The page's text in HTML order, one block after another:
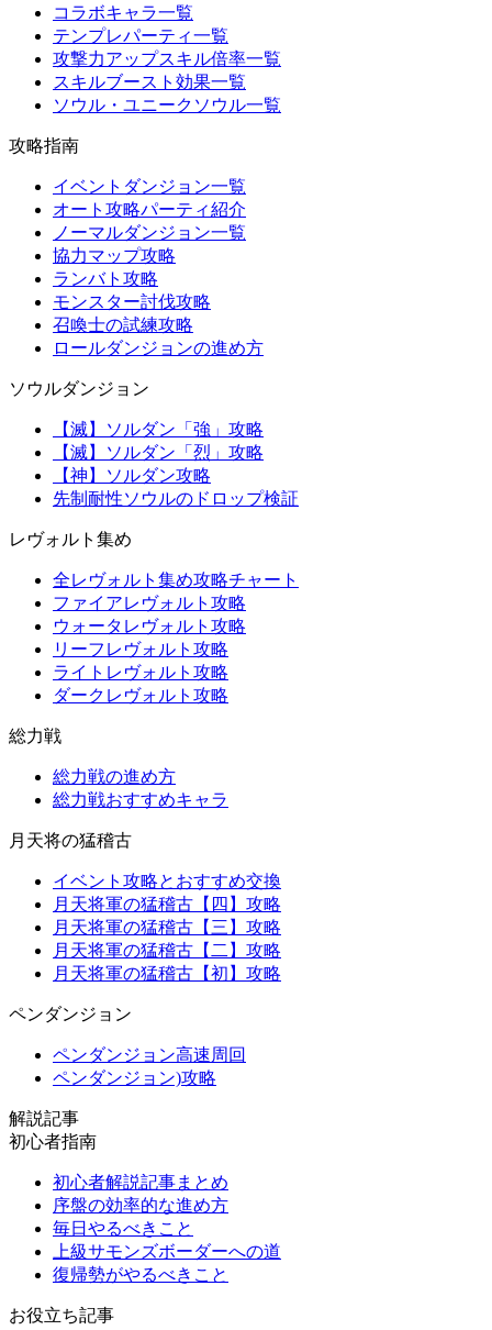
コラボキャラ一覧
テンプレパーティ一覧
攻撃力アップスキル倍率一覧
スキルブースト効果一覧
ソウル・ユニークソウル一覧
攻略指南
イベントダンジョン一覧
オート攻略パーティ紹介
ノーマルダンジョン一覧
協力マップ攻略
ランバト攻略
モンスター討伐攻略
召喚士の試練攻略
ロールダンジョンの進め方
ソウルダンジョン
【滅】ソルダン「強」攻略
【滅】ソルダン「烈」攻略
【神】ソルダン攻略
先制耐性ソウルのドロップ検証
レヴォルト集め
全レヴォルト集め攻略チャート
ファイアレヴォルト攻略
ウォータレヴォルト攻略
リーフレヴォルト攻略
ライトレヴォルト攻略
ダークレヴォルト攻略
総力戦
総力戦の進め方
総力戦おすすめキャラ
月天将の猛稽古
イベント攻略とおすすめ交換
月天将軍の猛稽古【四】攻略
月天将軍の猛稽古【三】攻略
月天将軍の猛稽古【二】攻略
月天将軍の猛稽古【初】攻略
ペンダンジョン
ペンダンジョン高速周回
ペンダンジョン)攻略
解説記事
初心者指南
初心者解説記事まとめ
序盤の効率的な進め方
毎日やるべきこと
上級サモンズボーダーへの道
復帰勢がやるべきこと
お役立ち記事